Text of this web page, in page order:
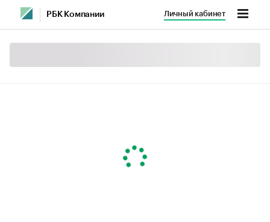
РБК Компании Личный кабинет